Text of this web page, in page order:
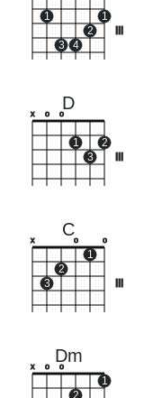
1
3 4
2
1
D
x o o
1
3
2
C
x
3
2
o
1
o
Dm
x o o
2
1